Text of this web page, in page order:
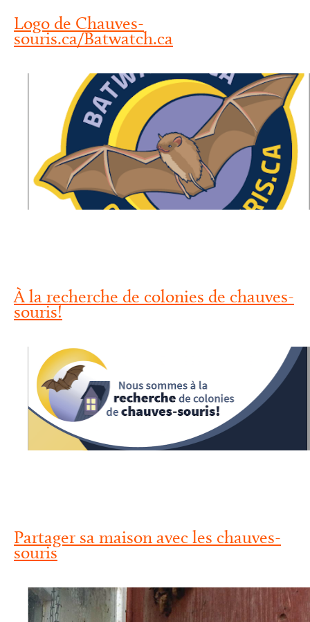
Logo de Chauves-
souris.ca/Batwatch.ca
À la recherche de colonies de chauves-
souris!
Partager sa maison avec les chauves-
souris